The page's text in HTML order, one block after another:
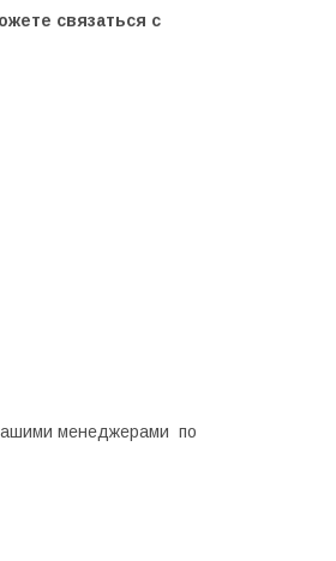
связаться с
менеджерами по